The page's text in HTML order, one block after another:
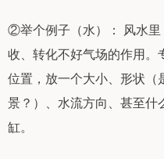
②举个例子（水）： 风水里
收、转化不好气场的作用。
位置，放一个大小、形状（
景？）、水流方向、甚至什
缸。